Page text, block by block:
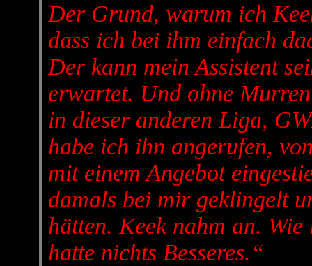
Der Grund, warum ich
dass ich bei ihm einfach
Der kann mein Assistent
erwartet. Und ohne
in dieser anderen Liga,
habe ich ihn angerufen,
mit einem Angebot
damals bei mir geklingelt
hätten. Keek nahm an.
hatte nichts Besseres.“